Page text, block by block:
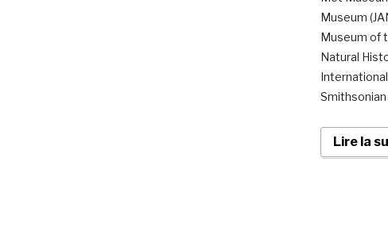
Museum
Museum of
Natural
Lire la